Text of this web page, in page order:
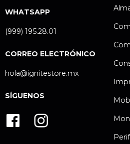
WHATSAPP
(999) 195.28.01
CORREO ELECTRÓNICO
hola@ignitestore.mx
SÍGUENOS